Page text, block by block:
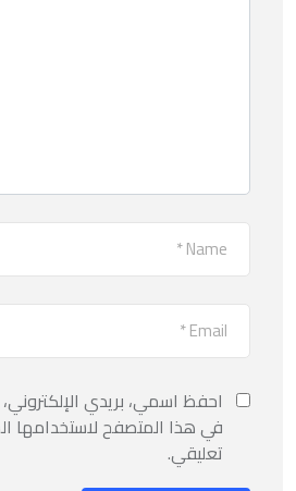
احفظ اسمي، بريدي
في هذا المتصفح لاستخدامها
تعليقي.